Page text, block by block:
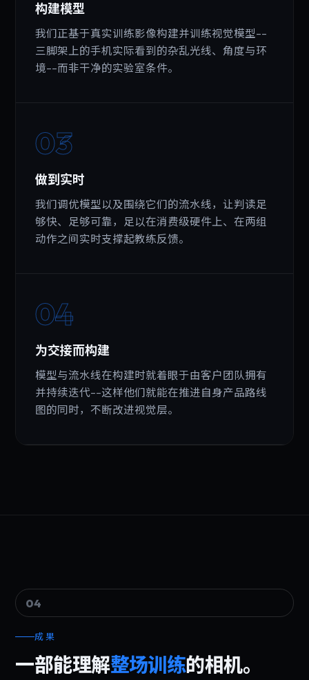
构建模型
我们正基于真实训练影像构建并训练视觉模型--
三脚架上的手机实际看到的杂乱光线、角度与环
境--而非干净的实验室条件。
03
做到实时
我们调优模型以及围绕它们的流水线，让判读足
够快、足够可靠，足以在消费级硬件上、在两组
动作之间实时支撑起教练反馈。
04
为交接而构建
模型与流水线在构建时就着眼于由客户团队拥有
并持续迭代--这样他们就能在推进自身产品路线
图的同时，不断改进视觉层。
04
成果
一部能理解整场训练的相机。